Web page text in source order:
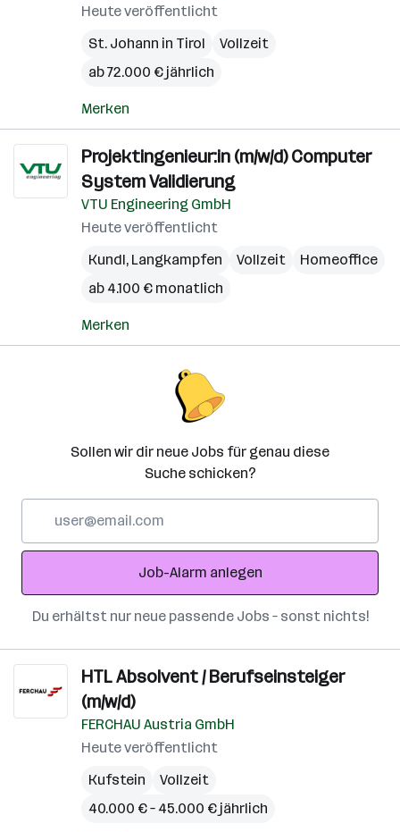
Heute veröffentlicht
St. Johann in Tirol
Vollzeit
ab 72.000 € jährlich
Merken
Projektingenieur:in (m/w/d) Computer
System Validierung
VTU Engineering GmbH
Heute veröffentlicht
Kundl, Langkampfen Vollzeit
Homeoffice
ab 4.100 € monatlich
Merken
Sollen wir dir neue Jobs für genau diese
Suche schicken?
Adresse
Job-Alarm anlegen
Du erhältst nur neue passende Jobs – sonst nichts!
HTL Absolvent / Berufseinsteiger
(m/w/d)
FERCHAU Austria GmbH
Heute veröffentlicht
Kufstein
Vollzeit
40.000 € – 45.000 € jährlich